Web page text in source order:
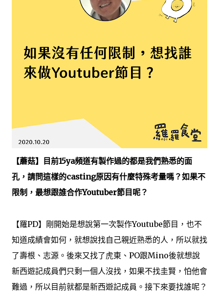
【蘑菇】
目前15ya頻道有製作過的都是我們熟悉的面
孔，請問這樣的casting原因有什麼特殊考量嗎？如果不
限制，最想跟誰合作Youtuber節目呢？
【羅PD】剛開始是想說第一次製作Youtube節目，也不
知道成績會如何，就想說找自己親近熟悉的人，所以就找
了壽根、志源。後來又找了虎東、PO跟Mino後就想說
新西遊記成員們只剩一個人沒找，如果不找圭賢，怕他會
難過，所以目前就都是新西遊記成員。接下來要找誰呢？